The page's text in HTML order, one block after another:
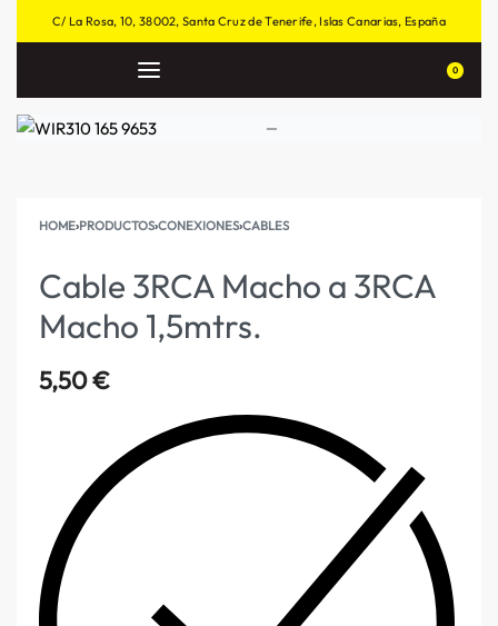
C/ La Rosa, 10, 38002, Santa Cruz de Tenerife, Islas Canarias, España
0
HOME›PRODUCTOS›CONEXIONES›CABLES
Cable 3RCA Macho a 3RCA
Macho 1,5mtrs.
5,50€